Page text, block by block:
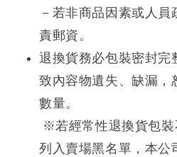
－若非商品因素或人
責郵資。
退換貨務必包裝密封完
致內容物遺失、缺漏，
數量。
※若經常性退換貨包
列入賣場黑名單，本公